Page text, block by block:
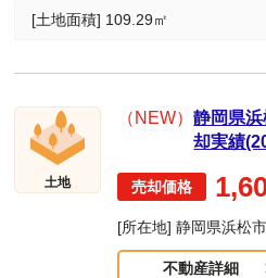
[土地面積] 109.29㎡
土地
（NEW）静岡県
却実績
[所在地] 静岡県浜松
不動産詳細